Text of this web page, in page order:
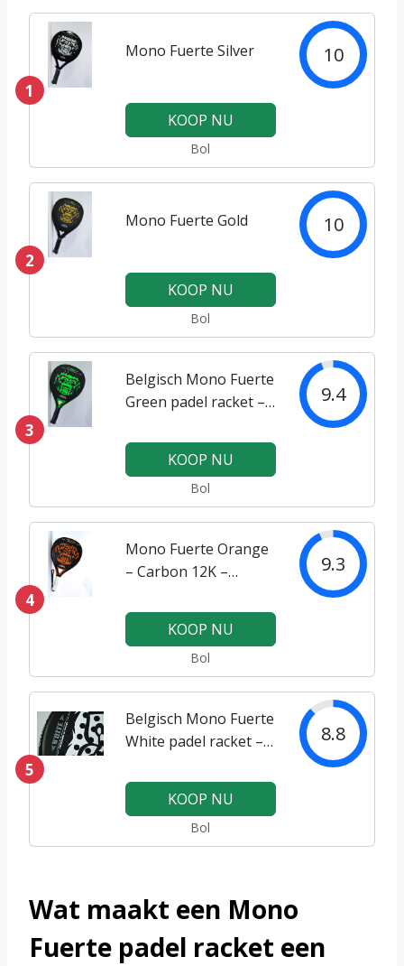
1
Mono Fuerte Silver 10
KOOP NU
Bol
2
Mono Fuerte Gold 10
KOOP NU
Bol
3
Belgisch Mono Fuerte
Green padel racket –
9.4
KOOP NU
Bol
4
Mono Fuerte Orange
– Carbon 12K –
9.3
KOOP NU
Bol
5
Belgisch Mono Fuerte
White padel racket –
8.8
KOOP NU
Bol
Wat maakt een Mono
Fuerte padel racket een